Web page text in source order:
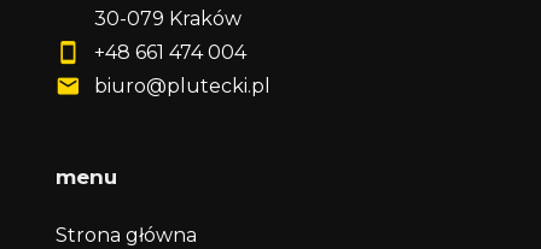
30-079 Kraków
+48 661 474 004
biuro@plutecki.pl
menu
Strona główna